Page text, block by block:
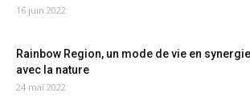
16 juin 2022
Rainbow Region, un mode de vie en synergie
avec la nature
24 mai 2022